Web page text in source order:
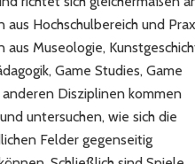
aus Hochschulbereich und
aus Museologie,
Game Studies, Game
Disziplinen kommen
untersuchen, wie sich die
Felder gegenseitig